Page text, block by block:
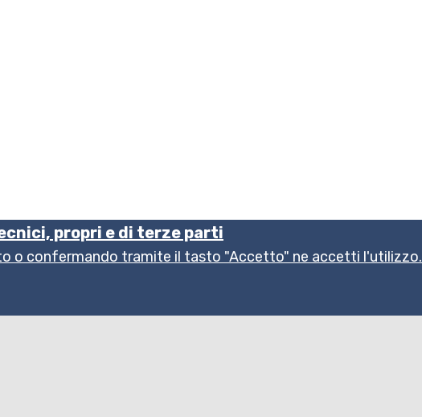
propri e di terze parti
o confermando tramite il tasto "Accetto" ne accetti l'utilizzo.